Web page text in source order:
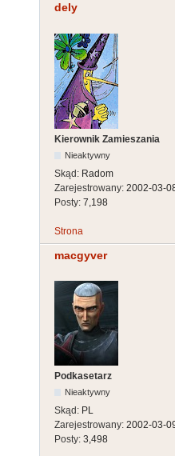
dely
Kierownik Zamieszania
Nieaktywny
Skąd: Radom
Zarejestrowany: 2002-03-
Posty: 7,198
Strona
macgyver
Podkasetarz
Nieaktywny
Skąd: PL
Zarejestrowany: 2002-03-
Posty: 3,498